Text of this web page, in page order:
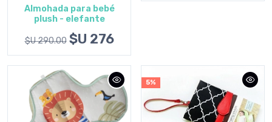
Almohada para bebé
plush - elefante
$U 290.00 $U 276
5%